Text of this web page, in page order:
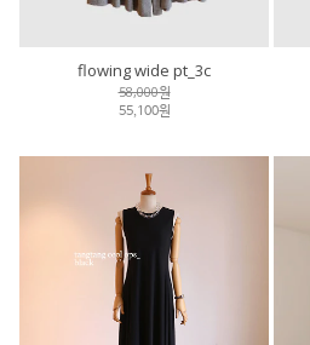
flowing wide pt_3c
58,000원
55,100원